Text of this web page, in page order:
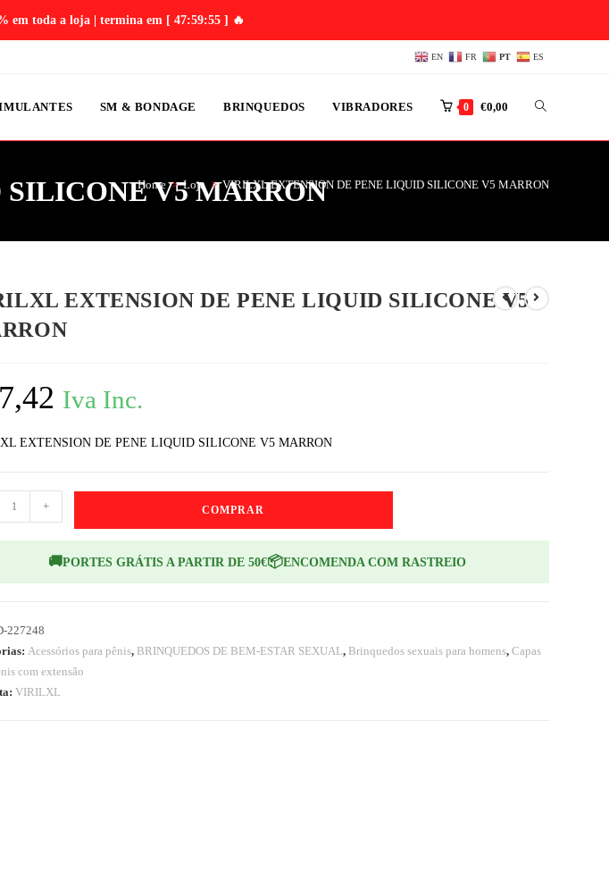
em toda a loja | termina em [ 47:59:54 ] 🔥
EN FR PT ES
SM & BONDAGE BRINQUEDOS VIBRADORES 0 €0,00
V5 MARRON
Home > Loja > VIRILXL EXTENSION DE PENE LIQUID SILICONE V5 MARRON
EXTENSION DE PENE LIQUID SILICONE V5
Iva Inc.
EXTENSION DE PENE LIQUID SILICONE V5 MARRON
+ COMPRAR
🚚PORTES GRÁTIS A PARTIR DE 50€📦ENCOMENDA COM RASTREIO
227248
Acessórios para pênis, BRINQUEDOS DE BEM-ESTAR SEXUAL, Brinquedos sexuais para homens, Capas
com extensão
VIRILXL